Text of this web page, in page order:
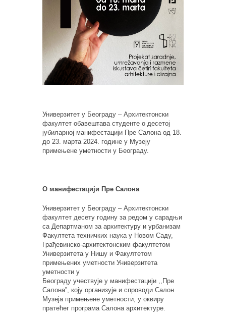
Универзитет у Београду – Архитектонски
факултет обавештава студенте о десетој
јубиларној манифестацији Пре Салона од 18.
до 23. марта 2024. године у Музеју
примењене уметности у Београду.
О манифестацији Пре Салона
Универзитет у Београду – Архитектонски
факултет десету годину за редом у сарадњи
са Департманом за архитектуру и урбанизам
Факултета техничких наука у Новом Саду,
Грађевинско-архитектонским факултетом
Универзитета у Нишу и Факултетом
примењених уметности Универзитета
уметности у
Београду учествује у манифестацији ,,Пре
Салона”, коју организује и спроводи Салон
Музеја примењене уметности, у оквиру
пратећег програма Салона архитектуре.